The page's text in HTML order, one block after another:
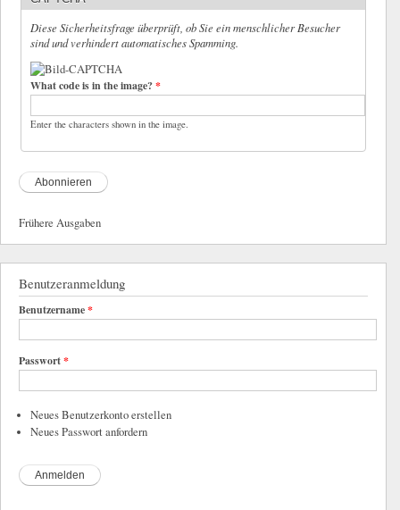
Diese Sicherheitsfrage überprüft, ob Sie ein menschlicher Besucher
sind und verhindert automatisches Spamming.
What code is in the image?*
Enter the characters shown in the image.
Frühere Ausgaben
Benutzeranmeldung
Benutzername*
Passwort*
Neues Benutzerkonto erstellen
Neues Passwort anfordern